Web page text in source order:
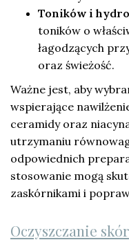
Toników i
toników o
łagodzących
oraz świeżość.
Ważne jest, aby
wspierające
ceramidy oraz
utrzymaniu
odpowiednich
stosowanie mogą
zaskórnikami i
Oczyszczanie